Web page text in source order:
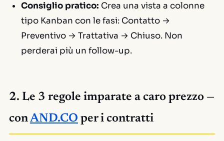
Consiglio pratico: Crea una vista a colonne
tipo Kanban con le fasi: Contatto →
Preventivo → Trattativa → Chiuso. Non
perderai più un follow-up.
2. Le 3 regole imparate a caro prezzo —
conAND.CO per i contratti